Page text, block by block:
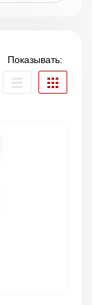
Показывать: